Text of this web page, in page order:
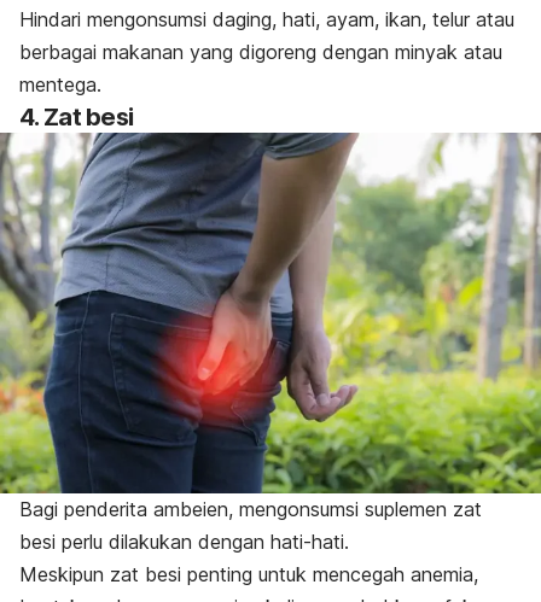
Hindari mengonsumsi daging, hati, ayam, ikan, telur atau
berbagai makanan yang digoreng dengan minyak atau
mentega.
4. Zat besi
Bagi penderita ambeien, mengonsumsi suplemen zat
besi perlu dilakukan dengan hati-hati.
Meskipun zat besi penting untuk mencegah anemia,